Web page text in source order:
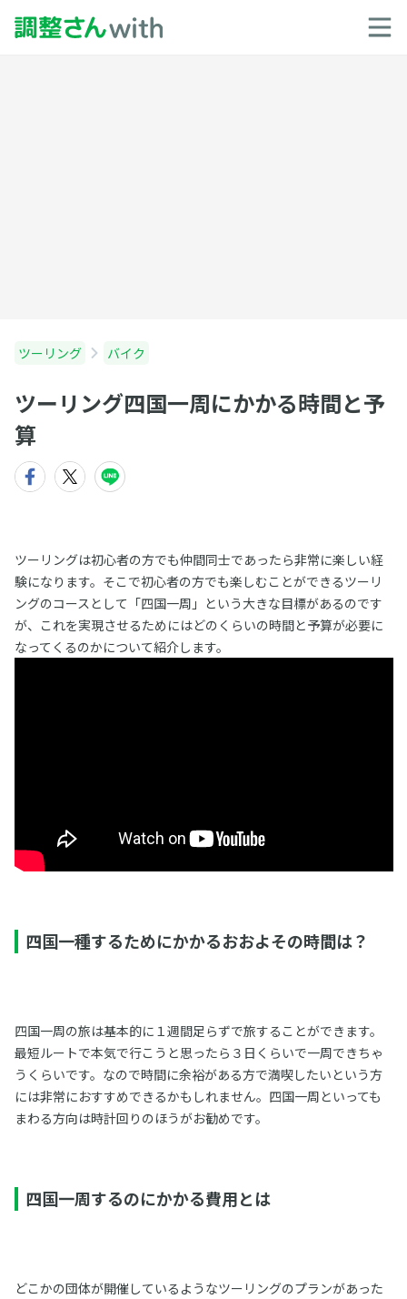
ツーリング バイク
ツーリング四国一周にかかる時間と予
算
ツーリングは初心者の方でも仲間同士であったら非常に楽しい経
験になります。そこで初心者の方でも楽しむことができるツーリ
ングのコースとして「四国一周」という大きな目標があるのです
が、これを実現させるためにはどのくらいの時間と予算が必要に
なってくるのかについて紹介します。
四国一種するためにかかるおおよその時間は？
四国一周の旅は基本的に１週間足らずで旅することができます。
最短ルートで本気で行こうと思ったら３日くらいで一周できちゃ
うくらいです。なので時間に余裕がある方で満喫したいという方
には非常におすすめできるかもしれません。四国一周といっても
まわる方向は時計回りのほうがお勧めです。
四国一周するのにかかる費用とは
どこかの団体が開催しているようなツーリングのプランがあった